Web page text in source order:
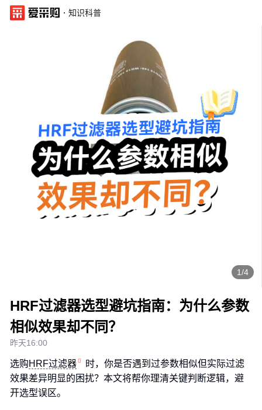
· 知识科普
1/4
HRF过滤器选型避坑指南：为什么参数
相似效果却不同？
昨天16:00
选购HRF过滤器
时，你是否遇到过参数相似但实际过滤
效果差异明显的困扰？本文将帮你理清关键判断逻辑，避
开选型误区。